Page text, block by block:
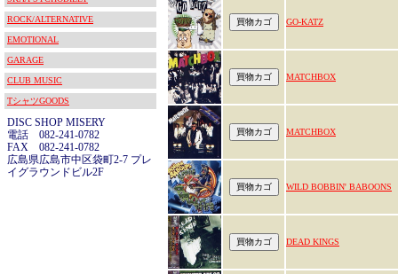
ROCK/ALTERNATIVE
EMOTIONAL
GARAGE
CLUB MUSIC
TシャツGOODS
DISC SHOP MISERY
電話 082-241-0782
FAX 082-241-0782
広島県広島市中区袋町2-7 プレ
イグラウンドビル2F
GO-KATZ
MATCHBOX
MATCHBOX
WILD BOBBIN' BABOONS
DEAD KINGS